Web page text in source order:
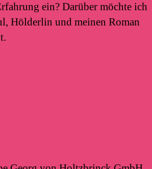
ein? Darüber möchte ich
Hölderlin und meinen Roman